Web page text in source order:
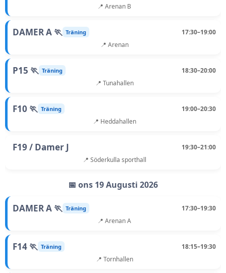
📍 Arenan B
DAMER A 🏃 Träning
17:30–19:00
📍 Arenan
P15 🏃 Träning
18:30–20:00
📍 Tunahallen
F10 🏃 Träning
19:00–20:30
📍 Heddahallen
F19 / Damer J
19:30–21:00
📍 Söderkulla sporthall
📅 ons 19 Augusti 2026
DAMER A 🏃 Träning
17:30–19:30
📍 Arenan A
F14 🏃 Träning
18:15–19:30
📍 Tornhallen